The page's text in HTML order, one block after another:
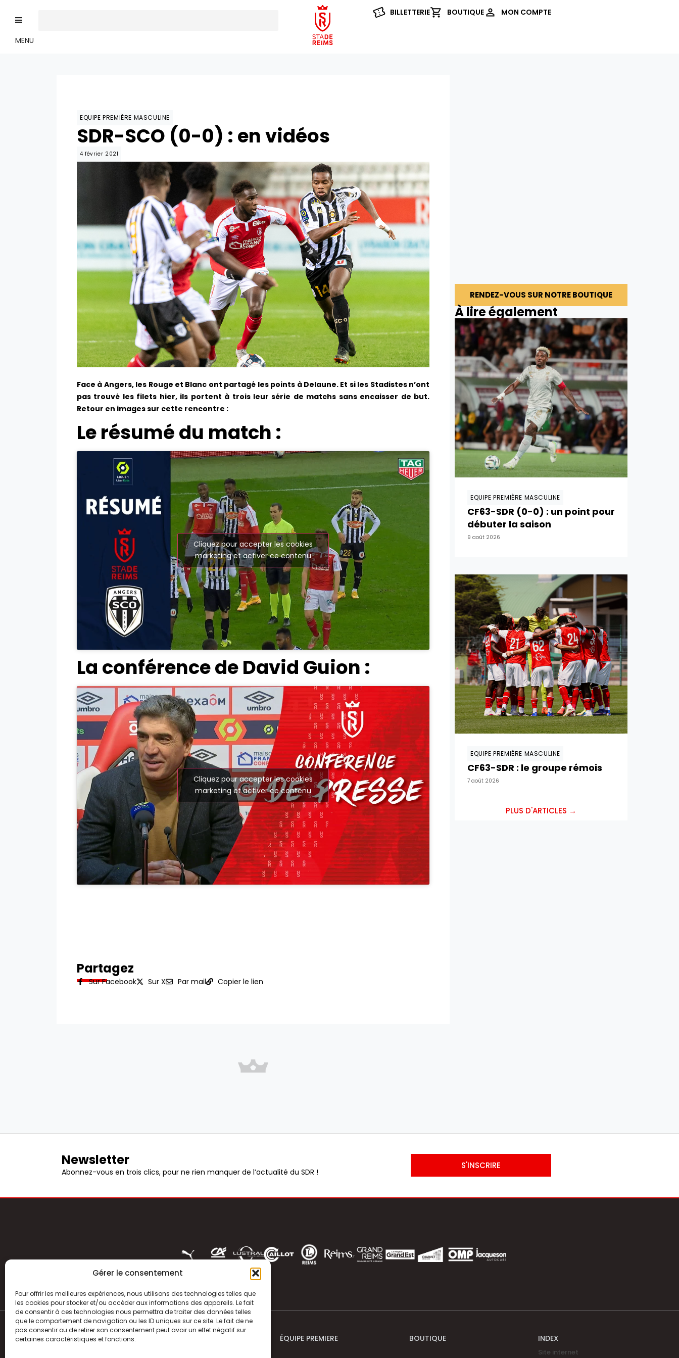
Gérer le consentement
Pour offrir les meilleures expériences, nous utilisons des technologies telles que
les cookies pour stocker et/ou accéder aux informations des appareils. Le fait
de consentir à ces technologies nous permettra de traiter des données telles
que le comportement de navigation ou les ID uniques sur ce site. Le fait de ne
pas consentir ou de retirer son consentement peut avoir un effet négatif sur
certaines caractéristiques et fonctions.
MENU
BILLETTERIE BOUTIQUE MON COMPTE
EQUIPE PREMIÈRE MASCULINE
SDR-SCO (0-0) : en vidéos
4 février 2021
Face à Angers, les Rouge et Blanc ont partagé les points à Delaune. Et si les Stadistes n’ont
pas trouvé les filets hier, ils portent à trois leur série de matchs sans encaisser de but.
Retour en images sur cette rencontre :
Le résumé du match :
Cliquez pour accepter les cookies
marketing et activer ce contenu
La conférence de David Guion :
Cliquez pour accepter les cookies
marketing et activer ce contenu
Partagez
Sur Facebook Sur X Par mail Copier le lien
RENDEZ-VOUS SUR NOTRE BOUTIQUE
À lire également
EQUIPE PREMIÈRE MASCULINE
CF63-SDR (0-0) : un point pour
débuter la saison
9 août 2026
EQUIPE PREMIÈRE MASCULINE
CF63-SDR : le groupe rémois
7 août 2026
PLUS D'ARTICLES →
Newsletter
Abonnez-vous en trois clics, pour ne rien manquer de l’actualité du SDR !
S'INSCRIRE
ÉQUIPE PREMIERE BOUTIQUE INDEX
Site internet